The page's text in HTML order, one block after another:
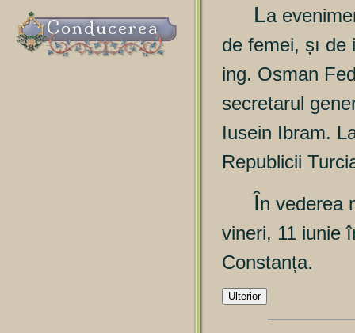
Conducerea
La
de femei, șı
ing. Osman
secretarul
Iusein Ibram.
Republicii
În vederea
vineri, 11 iunie
Constanța.
Ulterior